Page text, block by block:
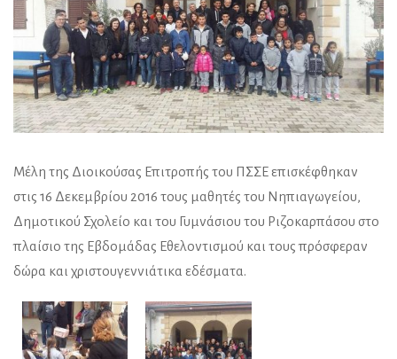
Μέλη της Διοικούσας Επιτροπής του ΠΣΣΕ επισκέφθηκαν
στις 16 Δεκεμβρίου 2016 τους μαθητές του Νηπιαγωγείου,
Δημοτικού Σχολείο και του Γυμνάσιου του Ριζοκαρπάσου στο
πλαίσιο της Εβδομάδας Εθελοντισμού και τους πρόσφεραν
δώρα και χριστουγεννιάτικα εδέσματα.